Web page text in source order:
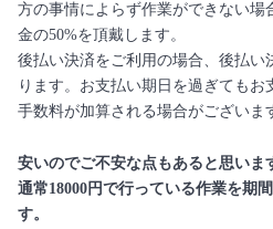
方の事情によらず作業ができない場
金の50%を頂戴します。
後払い決済をご利用の場合、後払い
ります。お支払い期日を過ぎてもお
手数料が加算される場合がございま
安いのでご不安な点もあると思いま
通常18000円で行っている作業を期
す。